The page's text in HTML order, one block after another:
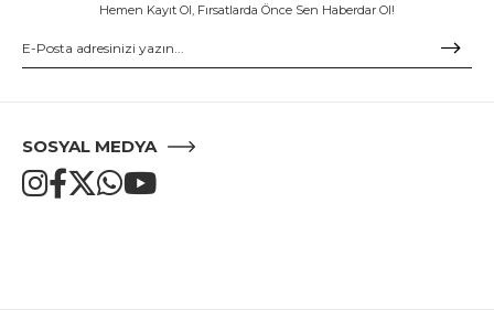
Hemen Kayıt Ol, Fırsatlarda Önce Sen Haberdar Ol!
SOSYAL MEDYA